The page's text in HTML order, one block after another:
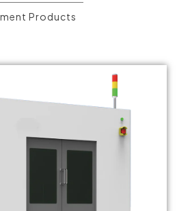
Products